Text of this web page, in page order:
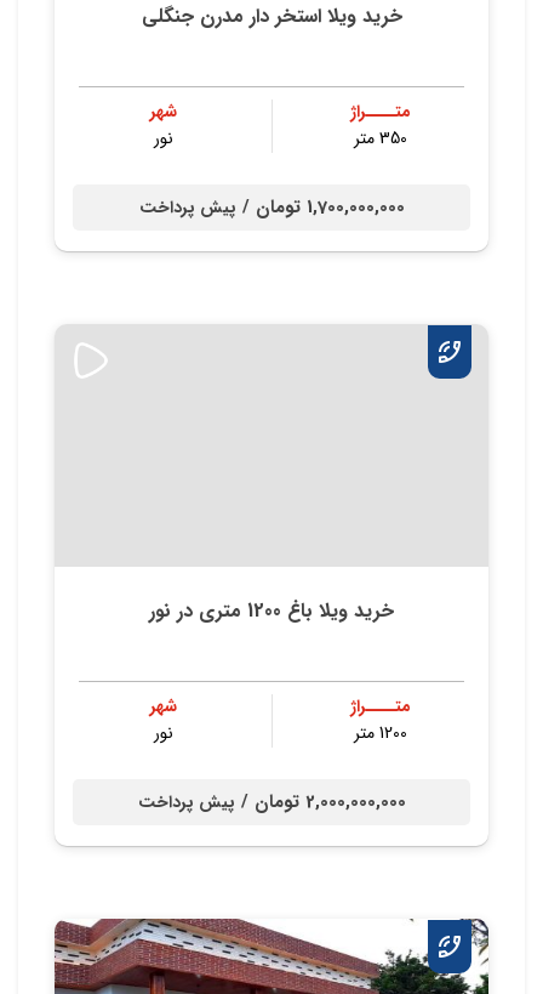
خرید ویلا استخر دار مدرن جنگلی
متــــراژ
350 متر
شهر
نور
1,700,000,000 تومان / پیش پرداخت
خرید ویلا باغ 1200 متری در نور
متــــراژ
1200 متر
شهر
نور
2,000,000,000 تومان / پیش پرداخت